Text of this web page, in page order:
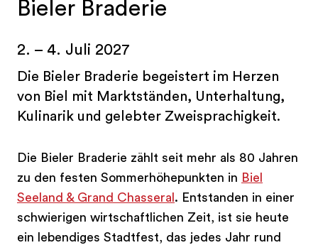
Bieler Braderie
2. – 4. Juli 2027
Die Bieler Braderie begeistert im Herzen
von Biel mit Marktständen, Unterhaltung,
Kulinarik und gelebter Zweisprachigkeit.
Die Bieler Braderie zählt seit mehr als 80 Jahren
zu den festen Sommerhöhepunkten in Biel
Seeland & Grand Chasseral . Entstanden in einer
schwierigen wirtschaftlichen Zeit, ist sie heute
ein lebendiges Stadtfest, das jedes Jahr rund